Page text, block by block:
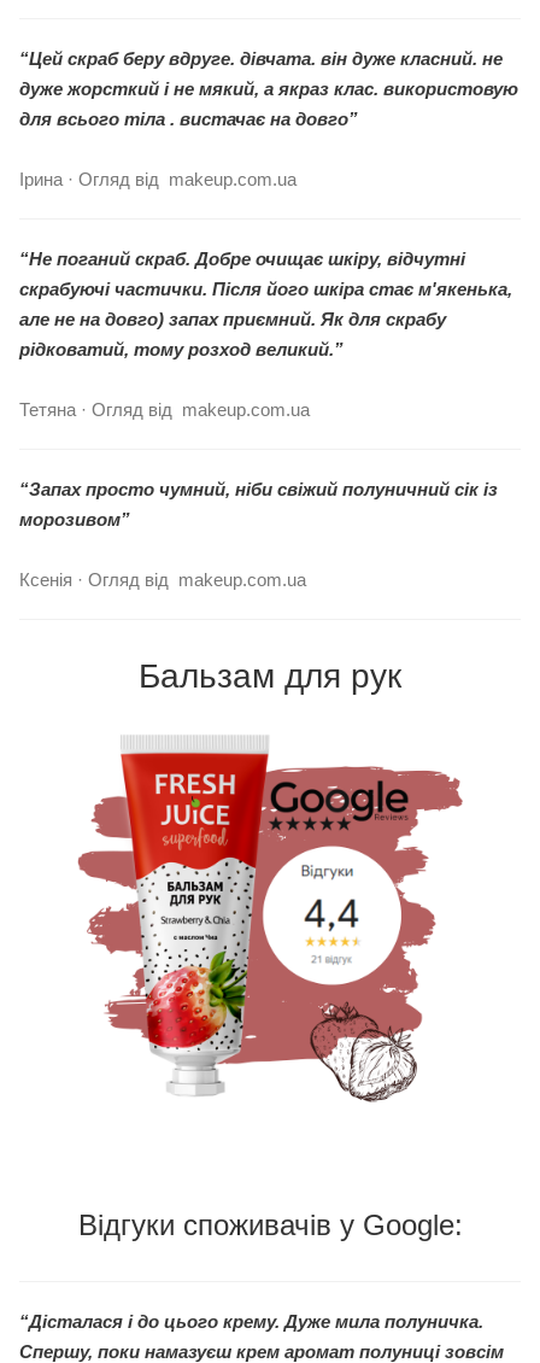
“Цей скраб беру вдруге. дівчата. він дуже класний. не
дуже жорсткий і не мякий, а якраз клас. використовую
для всього тіла . вистачає на довго”
Ірина · Огляд від makeup.com.ua
“Не поганий скраб. Добре очищає шкіру, відчутні
скрабуючі частички. Після його шкіра стає м'якенька,
але не на довго) запах приємний. Як для скрабу
рідковатий, тому розход великий.”
Тетяна · Огляд від makeup.com.ua
“Запах просто чумний, ніби свіжий полуничний сік із
морозивом”
Ксенія · Огляд від makeup.com.ua
Бальзам для рук
Відгуки споживачів у Google:
“Дісталася і до цього крему. Дуже мила полуничка.
Спершу, поки намазуєш крем аромат полуниці зовсім